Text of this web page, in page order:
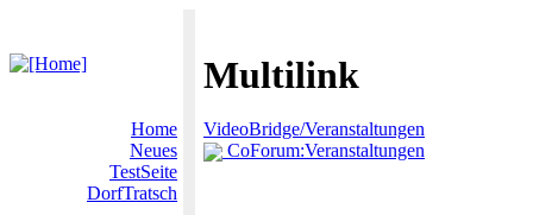
Multilink
Home
Neues
TestSeite
DorfTratsch
VideoBridge/Veranstaltungen
CoForum:Veranstaltungen